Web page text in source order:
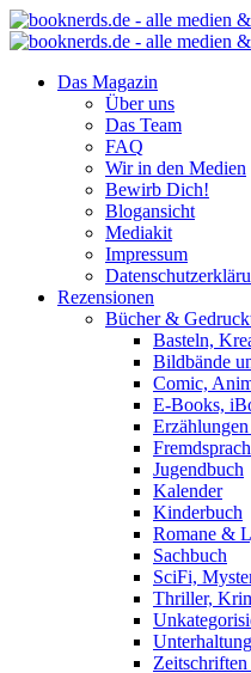
Das Magazin
Über uns
Das Team
FAQ
Wir in den Medien
Bewirb Dich!
Blogansicht
Mediakit
Impressum
Rezensionen
Bücher &
Basteln,
Bildbände
Comic,
E-Books,
Jugendbuch
Kalender
Kinderbuch
Romane &
Sachbuch
SciFi,
Thriller,
Unterhaltung